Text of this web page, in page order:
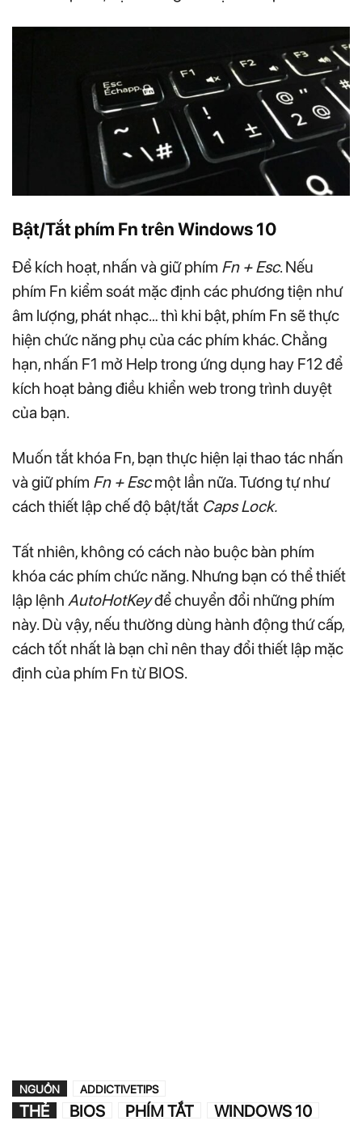
Bật/Tắt phím Fn trên Windows 10
Để kích hoạt, nhấn và giữ phím Fn + Esc. Nếu
phím Fn kiểm soát mặc định các phương tiện như
âm lượng, phát nhạc… thì khi bật, phím Fn sẽ thực
hiện chức năng phụ của các phím khác. Chẳng
hạn, nhấn F1 mở Help trong ứng dụng hay F12 để
kích hoạt bảng điều khiển web trong trình duyệt
của bạn.
Muốn tắt khóa Fn, bạn thực hiện lại thao tác nhấn
và giữ phím Fn + Escmột lần nữa. Tương tự như
cách thiết lập chế độ bật/tắt Caps Lock.
Tất nhiên, không có cách nào buộc bàn phím
khóa các phím chức năng. Nhưng bạn có thể thiết
lập lệnh AutoHotKeyđể chuyển đổi những phím
này. Dù vậy, nếu thường dùng hành động thứ cấp,
cách tốt nhất là bạn chỉ nên thay đổi thiết lập mặc
định của phím Fn từ BIOS.
NGUỒN ADDICTIVETIPS
THẺ BIOS PHÍM TẮT WINDOWS 10